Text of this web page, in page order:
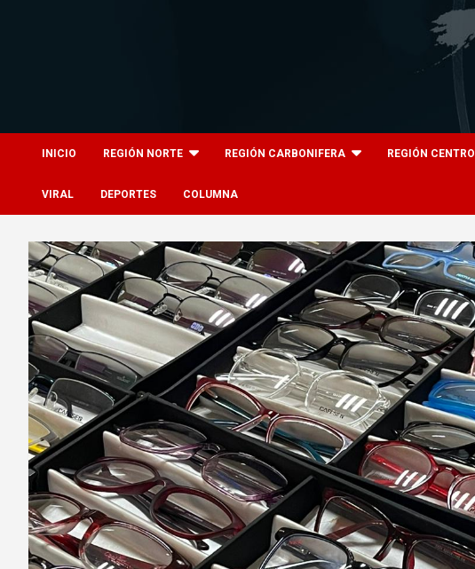
INICIO REGIÓN NORTE REGIÓN CARBONIFERA REGIÓN CENTRO
VIRAL DEPORTES COLUMNA